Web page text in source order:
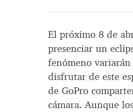
El próximo 8 de
presenciar un
fenómeno
disfrutar de este
de GoPro
cámara. Aunque